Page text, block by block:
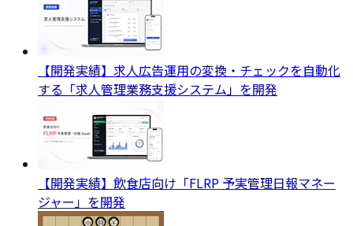
【開発実績】求人広告運用の変換・チェックを自動化
する「求人管理業務支援システム」を開発
【開発実績】飲食店向け「FLRP 予実管理日報マネー
ジャー」を開発